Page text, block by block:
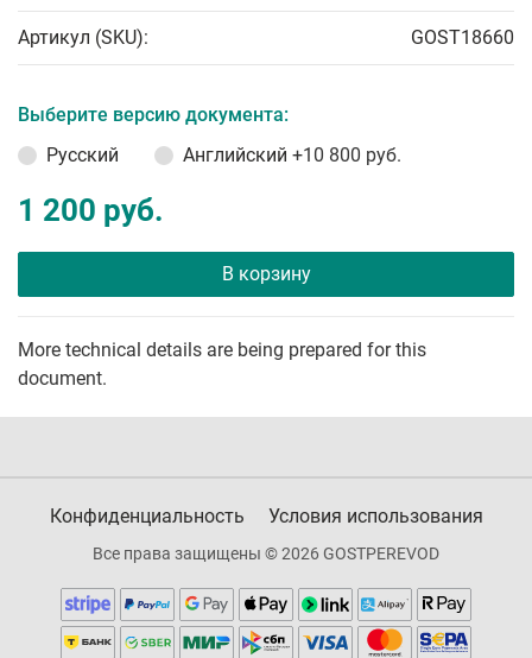
Артикул (SKU): GOST18660
Выберите версию документа:
Русский
Английский +10 800 руб.
1 200 руб.
В корзину
More technical details are being prepared for this
document.
Конфиденциальность Условия использования
Все права защищены © 2026 GOSTPEREVOD